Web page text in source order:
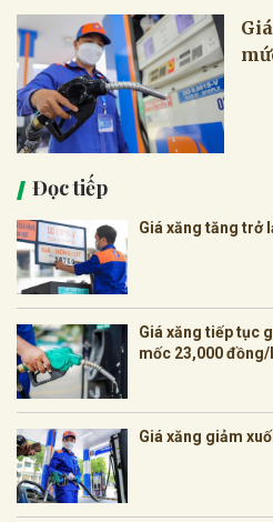
Đọc tiếp
Giá xăng tăng trở
Giá xăng tiếp tục
mốc 23,000
Giá xăng giảm